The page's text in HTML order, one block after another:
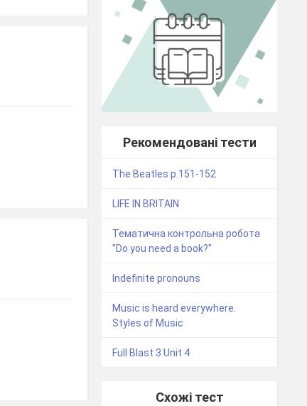
Рекомендовані тести
The Beatles p.151-152
LIFE IN BRITAIN
Тематична контрольна робота
"Do you need a book?"
Indefinite pronouns
Music is heard everywhere.
Styles of Music
Full Blast 3 Unit 4
Схожі тест